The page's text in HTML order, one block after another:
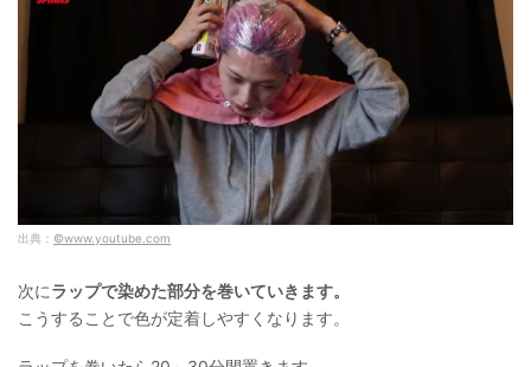
出典： ©www.youtube.com
次にラップで染めた部分を巻いていきます。
こうすることで色が定着しやすくなります。